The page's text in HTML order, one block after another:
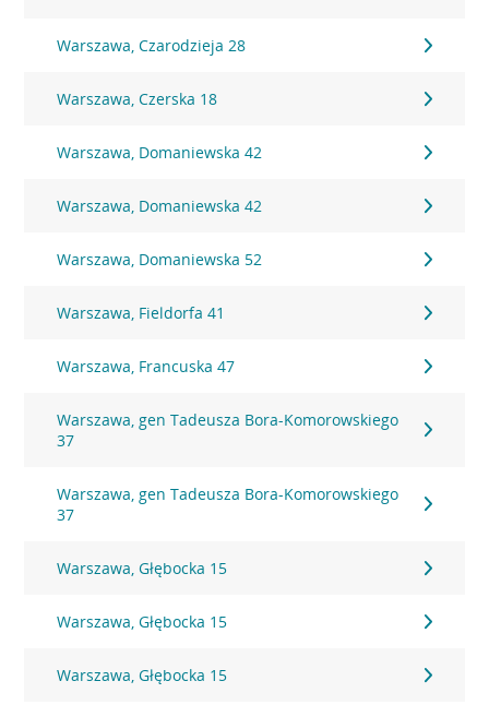
Warszawa, Czarodzieja 28
Warszawa, Czerska 18
Warszawa, Domaniewska 42
Warszawa, Domaniewska 42
Warszawa, Domaniewska 52
Warszawa, Fieldorfa 41
Warszawa, Francuska 47
Warszawa, gen Tadeusza Bora-Komorowskiego
37
Warszawa, gen Tadeusza Bora-Komorowskiego
37
Warszawa, Głębocka 15
Warszawa, Głębocka 15
Warszawa, Głębocka 15